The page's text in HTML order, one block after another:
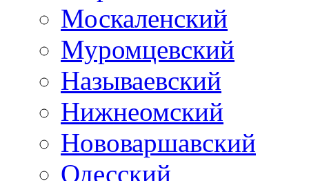
Москаленский
Муромцевский
Называевский
Нижнеомский
Нововаршавский
Одесский